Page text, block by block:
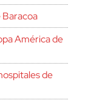
Baracoa
América de
de